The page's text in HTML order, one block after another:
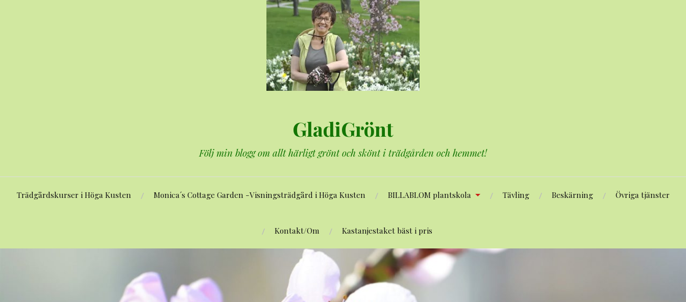
GladiGrönt
Följ min blogg om allt härligt grönt och skönt i trädgården och hemmet!
Trädgårdskurser i Höga Kusten Monica´s Cottage Garden -Visningsträdgård i Höga Kusten BILLABLOM plantskola Tävling Beskärning Övriga tjänster
Kontakt/Om Kastanjestaket bäst i pris